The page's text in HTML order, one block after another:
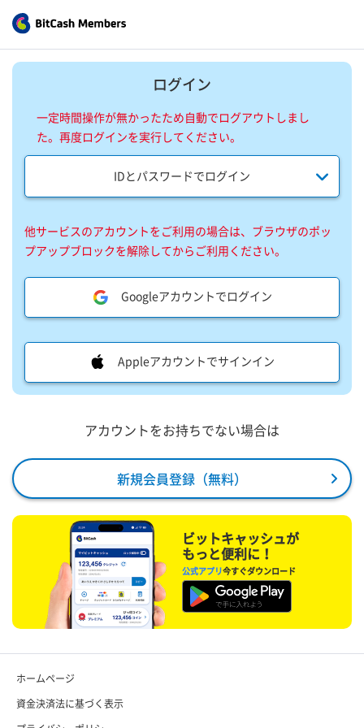
ログイン
一定時間操作が無かったため自動でログアウトしまし
た。再度ログインを実行してください。
IDとパスワードでログイン
他サービスのアカウントをご利用の場合は、ブラウザのポッ
プアップブロックを解除してからご利用ください。
Googleアカウントでログイン
Appleアカウントでサインイン
アカウントをお持ちでない場合は
新規会員登録（無料）
ビットキャッシュが
もっと便利に！
公式アプリ今すぐダウンロード
ホームページ
資金決済法に基づく表示